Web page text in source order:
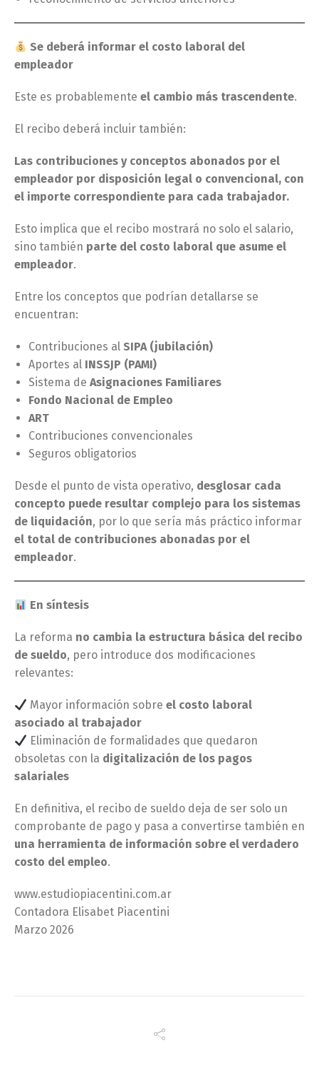
Se deberá informar el costo laboral del
empleador
Este es probablemente el cambio más trascendente.
El recibo deberá incluir también:
Las contribuciones y conceptos abonados por el
empleador por disposición legal o convencional, con
el importe correspondiente para cada trabajador.
Esto implica que el recibo mostrará no solo el salario,
sino también parte del costo laboral que asume el
empleador.
Entre los conceptos que podrían detallarse se
encuentran:
Contribuciones al SIPA (jubilación)
Aportes al INSSJP (PAMI)
Sistema de Asignaciones Familiares
Fondo Nacional de Empleo
ART
Contribuciones convencionales
Seguros obligatorios
Desde el punto de vista operativo, desglosar cada
concepto puede resultar complejo para los sistemas
de liquidación, por lo que sería más práctico informar
el total de contribuciones abonadas por el
empleador.
En síntesis
La reforma no cambia la estructura básica del recibo
de sueldo, pero introduce dos modificaciones
relevantes:
Mayor información sobreel costo laboral
asociado al trabajador
Eliminación de formalidades que quedaron
obsoletas con la digitalización de los pagos
salariales
En definitiva, el recibo de sueldo deja de ser solo un
comprobante de pago y pasa a convertirse también en
una herramienta de información sobre el verdadero
costo del empleo.
www.estudiopiacentini.com.ar
Contadora Elisabet Piacentini
Marzo 2026